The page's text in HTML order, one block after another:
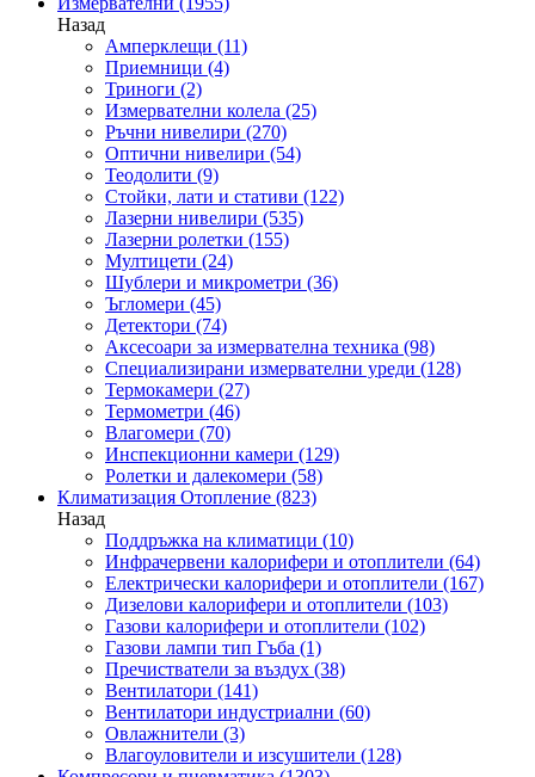
Назад
Амперклещи (11)
Приемници (4)
Триноги (2)
Измервателни колела (25)
Ръчни нивелири (270)
Оптични нивелири (54)
Теодолити (9)
Стойки, лати и стативи (122)
Лазерни нивелири (535)
Лазерни ролетки (155)
Мултицети (24)
Шублери и микрометри (36)
Ъгломери (45)
Детектори (74)
Аксесоари за измервателна техника (98)
Специализирани измервателни уреди (128)
Термокамери (27)
Термометри (46)
Влагомери (70)
Инспекционни камери (129)
Ролетки и далекомери (58)
Климатизация Отопление (823)
Назад
Поддръжка на климатици (10)
Инфрачервени калорифери и отоплители (64)
Електрически калорифери и отоплители (167)
Дизелови калорифери и отоплители (103)
Газови калорифери и отоплители (102)
Газови лампи тип Гъба (1)
Пречистватели за въздух (38)
Вентилатори (141)
Вентилатори индустриални (60)
Овлажнители (3)
Влагоуловители и изсушители (128)